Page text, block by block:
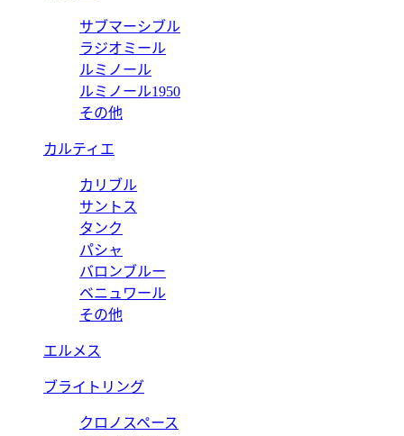
サブマーシブル
ラジオミール
ルミノール
ルミノール1950
その他
カルティエ
カリブル
サントス
タンク
パシャ
バロンブルー
ベニュワール
その他
エルメス
ブライトリング
クロノスペース